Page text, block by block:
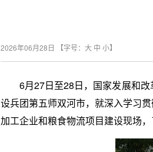
2026年06月28日 【字号： 大 中 小】
6月27日至28日，国家发展和
设兵团第五师双河市，就深入学习
加工企业和粮食物流项目建设现场